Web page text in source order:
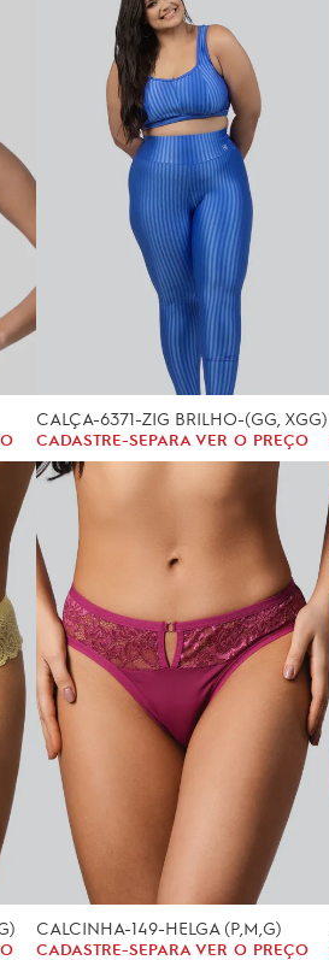
CALÇA-6371-ZIG BRILHO-(GG, XGG)
CADASTRE-SEPARA VER O PREÇO
CALCINHA-149-HELGA (P,M,G)
CADASTRE-SEPARA VER O PREÇO